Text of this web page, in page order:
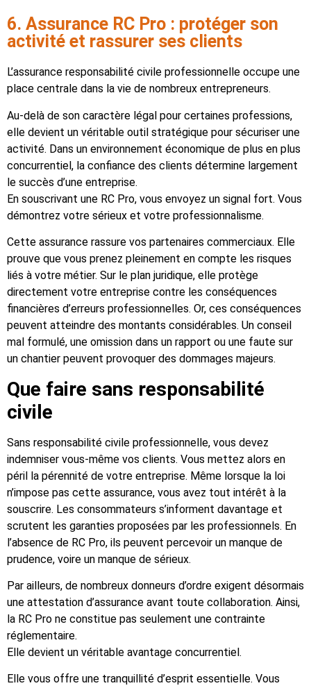
6. Assurance RC Pro : protéger son
activité et rassurer ses clients
L’assurance responsabilité civile professionnelle occupe une
place centrale dans la vie de nombreux entrepreneurs.
Au-delà de son caractère légal pour certaines professions,
elle devient un véritable outil stratégique pour sécuriser une
activité. Dans un environnement économique de plus en plus
concurrentiel, la confiance des clients détermine largement
le succès d’une entreprise.
En souscrivant une RC Pro, vous envoyez un signal fort. Vous
démontrez votre sérieux et votre professionnalisme.
Cette assurance rassure vos partenaires commerciaux. Elle
prouve que vous prenez pleinement en compte les risques
liés à votre métier. Sur le plan juridique, elle protège
directement votre entreprise contre les conséquences
financières d’erreurs professionnelles. Or, ces conséquences
peuvent atteindre des montants considérables. Un conseil
mal formulé, une omission dans un rapport ou une faute sur
un chantier peuvent provoquer des dommages majeurs.
Que faire sans responsabilité
civile
Sans responsabilité civile professionnelle, vous devez
indemniser vous-même vos clients. Vous mettez alors en
péril la pérennité de votre entreprise. Même lorsque la loi
n’impose pas cette assurance, vous avez tout intérêt à la
souscrire. Les consommateurs s’informent davantage et
scrutent les garanties proposées par les professionnels. En
l’absence de RC Pro, ils peuvent percevoir un manque de
prudence, voire un manque de sérieux.
Par ailleurs, de nombreux donneurs d’ordre exigent désormais
une attestation d’assurance avant toute collaboration. Ainsi,
la RC Pro ne constitue pas seulement une contrainte
réglementaire.
Elle devient un véritable avantage concurrentiel.
Elle vous offre une tranquillité d’esprit essentielle. Vous